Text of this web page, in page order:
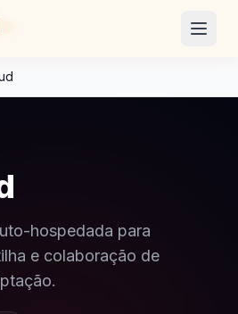
hospedada para
e colaboração de